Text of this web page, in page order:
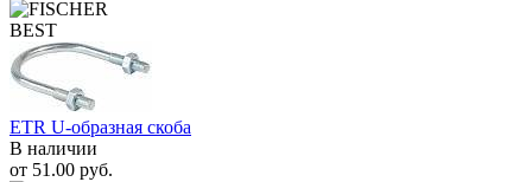
BEST
ETR U-образная скоба
В наличии
от 51.00 руб.